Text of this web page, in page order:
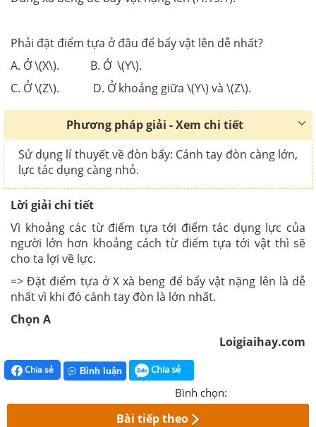
Phải đặt điểm tựa ở đâu để bẩy vật lên dễ nhất?
A. Ở \(X\). B. Ở \(Y\).
C. Ở \(Z\). D. Ở khoảng giữa \(Y\) và \(Z\).
Phương pháp giải - Xem chi tiết
Sử dụng lí thuyết về đòn bẩy: Cánh tay đòn càng lớn,
lực tác dụng càng nhỏ.
Lời giải chi tiết
Vì khoảng các từ điểm tựa tới điểm tác dụng lực của
người lớn hơn khoảng cách từ điểm tựa tới vật thì sẽ
cho ta lợi về lực.
=> Đặt điểm tựa ở X xà beng để bẩy vật nặng lên là dễ
nhất vì khi đó cánh tay đòn là lớn nhất.
Chọn A
Loigiaihay.com
Chia sẻ Bình luận Chia sẻ
Bình chọn:
Bài tiếp theo